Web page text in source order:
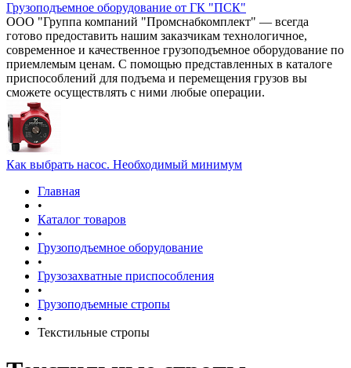
Грузоподъемное оборудование от ГК "ПСК"
ООО "Группа компаний "Промснабкомплект" — всегда
готово предоставить нашим заказчикам технологичное,
современное и качественное грузоподъемное оборудование по
приемлемым ценам. С помощью представленных в каталоге
приспособлений для подъема и перемещения грузов вы
сможете осуществлять с ними любые операции.
Как выбрать насос. Необходимый минимум
Главная
•
Каталог товаров
•
Грузоподъемное оборудование
•
Грузозахватные приспособления
•
Грузоподъемные стропы
•
Текстильные стропы